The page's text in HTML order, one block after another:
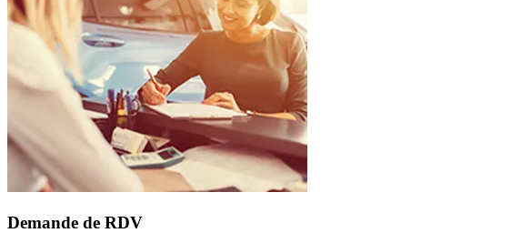
Demande de RDV